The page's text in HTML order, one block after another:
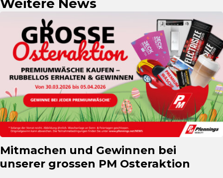
Weitere News
Mitmachen und Gewinnen bei
unserer grossen PM Osteraktion